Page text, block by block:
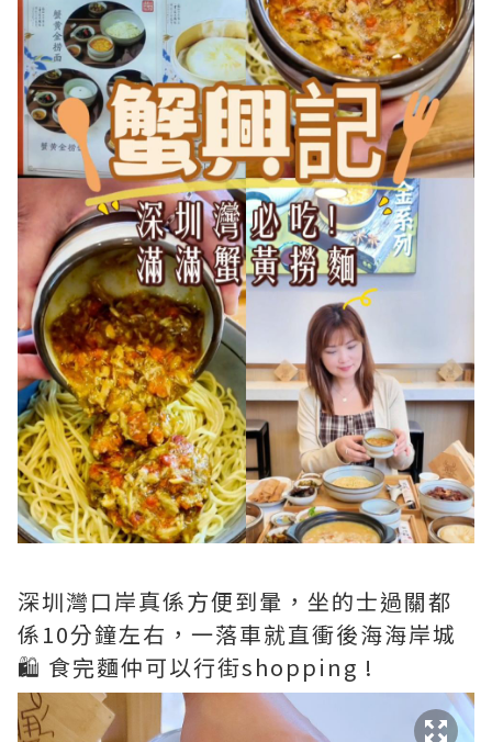
深圳灣口岸真係方便到暈，坐的士過關都
係10分鐘左右，一落車就直衝後海海岸城
🛍️ 食完麵仲可以行街shopping !